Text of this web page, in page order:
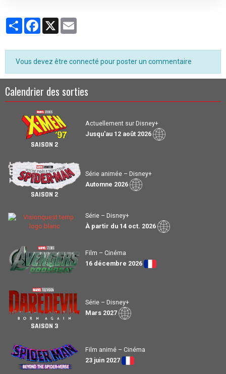
PartagerFacebook
X
Vous devez être connecté pour poster un commentaire
Calendrier des sorties
SAISON 2
Actuellement sur Disney+
Jusqu'au 12 août 2026
SAISON 2
Série animée – Disney+
Automne 2026
Série – Disney+
À partir du 14 oct. 2026
Film – Cinéma
16 décembre 2026
SAISON 3
Série – Disney+
Mars 2027
Film animé – Cinéma
23 juin 2027